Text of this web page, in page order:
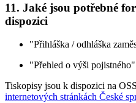
11. Jaké jsou potřebné
dispozici
"Přihláška / odhláška
"Přehled o výši pojistného"
Tiskopisy jsou k dispozici na
internetových stránkách České